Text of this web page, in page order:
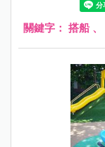
湖兩地還有爸媽
經驗我通通分享
關鍵字： 搭船、